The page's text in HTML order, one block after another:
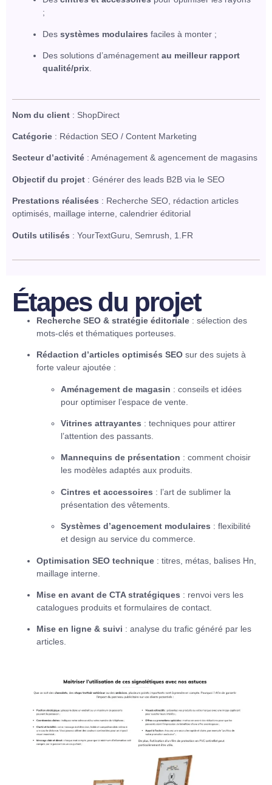
;
Des systèmes modulaires faciles à monter ;
Des solutions d’aménagement au meilleur rapport
qualité/prix
Nom du client : ShopDirect
Catégorie : Rédaction SEO / Content Marketing
Secteur d’activité : Aménagement & agencement de magasins
Objectif du projet : Générer des leads B2B via le SEO
Prestations réalisées : Recherche SEO, rédaction articles
optimisés, maillage interne, calendrier éditorial
Outils utilisés : YourTextGuru, Semrush, 1.FR
Étapes du projet
Recherche SEO & stratégie éditoriale : sélection des
mots-clés et thématiques porteuses.
Rédaction d’articles optimisés SEO sur des sujets à
forte valeur ajoutée :
Aménagement de magasin : conseils et idées
pour optimiser l’espace de vente.
Vitrines attrayantes : techniques pour attirer
l’attention des passants.
Mannequins de présentation : comment choisir
les modèles adaptés aux produits.
Cintres et accessoires : l’art de sublimer la
présentation des vêtements.
Systèmes d’agencement modulaires : flexibilité
et design au service du commerce.
Optimisation SEO technique : titres, métas, balises Hn,
maillage interne.
Mise en avant de CTA stratégiques : renvoi vers les
catalogues produits et formulaires de contact.
Mise en ligne & suivi : analyse du trafic généré par les
articles.